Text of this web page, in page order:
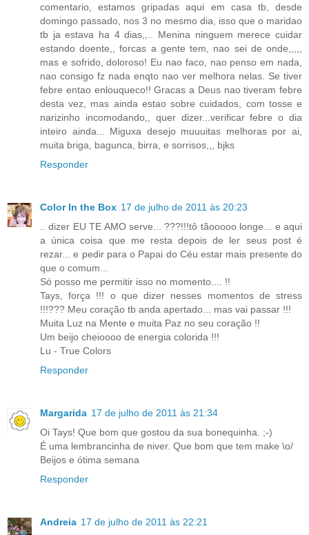
comentario, estamos gripadas aqui em casa tb, desde
domingo passado, nos 3 no mesmo dia, isso que o maridao
tb ja estava ha 4 dias,,.. Menina ninguem merece cuidar
estando doente,, forcas a gente tem, nao sei de onde,,,,,
mas e sofrido, doloroso! Eu nao faco, nao penso em nada,
nao consigo fz nada enqto nao ver melhora nelas. Se tiver
febre entao enlouqueco!! Gracas a Deus nao tiveram febre
desta vez, mas ainda estao sobre cuidados, com tosse e
narizinho incomodando,, quer dizer...verificar febre o dia
inteiro ainda... Miguxa desejo muuuitas melhoras por ai,
muita briga, bagunca, birra, e sorrisos,,, bjks
Responder
Color In the Box 17 de julho de 2011 às 20:23
.. dizer EU TE AMO serve... ???!!!tô tãooooo longe... e aqui
a única coisa que me resta depois de ler seus post é
rezar... e pedir para o Papai do Céu estar mais presente do
que o comum...
Só posso me permitir isso no momento.... !!
Tays, força !!! o que dizer nesses momentos de stress
!!!??? Meu coração tb anda apertado... mas vai passar !!!
Muita Luz na Mente e muita Paz no seu coração !!
Um beijo cheioooo de energia colorida !!!
Lu - True Colors
Responder
Margarida 17 de julho de 2011 às 21:34
Oi Tays! Que bom que gostou da sua bonequinha. ;-)
É uma lembrancinha de niver. Que bom que tem make \o/
Beijos e ótima semana
Responder
Andreia 17 de julho de 2011 às 22:21